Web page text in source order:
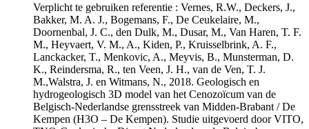
Verplicht te gebruiken referentie : Vernes, R.W., Deckers, J.,
Bakker, M. A. J., Bogemans, F., De Ceukelaire, M.,
Doornenbal, J. C., den Dulk, M., Dusar, M., Van Haren, T. F.
M., Heyvaert, V. M., A., Kiden, P., Kruisselbrink, A. F.,
Lanckacker, T., Menkovic, A., Meyvis, B., Munsterman, D.
K., Reindersma, R., ten Veen, J. H., van de Ven, T. J.
M.,Walstra, J. en Witmans, N., 2018. Geologisch en
hydrogeologisch 3D model van het Cenozoïcum van de
Belgisch-Nederlandse grensstreek van Midden-Brabant / De
Kempen (H3O – De Kempen). Studie uitgevoerd door VITO,